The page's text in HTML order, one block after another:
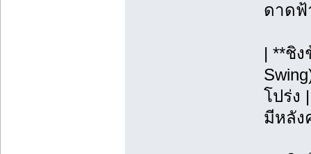
ดาดฟ้
| **ชิ
โปร่ง
มีหลัง